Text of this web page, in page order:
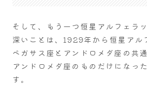
そして、もう一つ恒星アルフェラ
深いことは、1929年から恒星アル
ペガサス座とアンドロメダ座の共
アンドロメダ座のものだけになっ
す。